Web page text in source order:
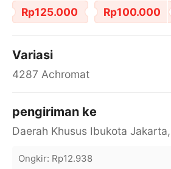
Rp125.000 Rp100.000
Variasi
4287 Achromat
pengiriman ke
Ongkir: Rp12.938